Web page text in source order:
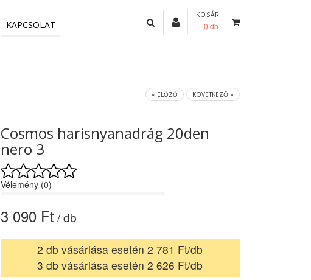
KAPCSOLAT
KOSÁR
0 db
« ELŐZŐ KÖVETKEZŐ »
Cosmos harisnyanadrág 20den
nero 3
Vélemény (0)
3 090 Ft / db
2 db vásárlása esetén 2 781 Ft/db
3 db vásárlása esetén 2 626 Ft/db